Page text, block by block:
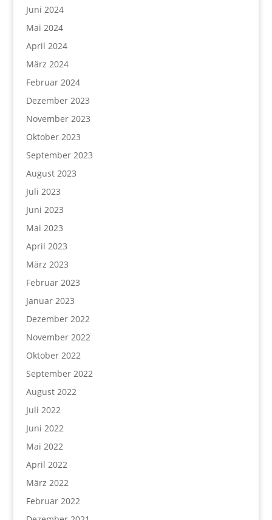
Juni 2024
Mai 2024
April 2024
März 2024
Februar 2024
Dezember 2023
November 2023
Oktober 2023
September 2023
August 2023
Juli 2023
Juni 2023
Mai 2023
April 2023
März 2023
Februar 2023
Januar 2023
Dezember 2022
November 2022
Oktober 2022
September 2022
August 2022
Juli 2022
Juni 2022
Mai 2022
April 2022
März 2022
Februar 2022